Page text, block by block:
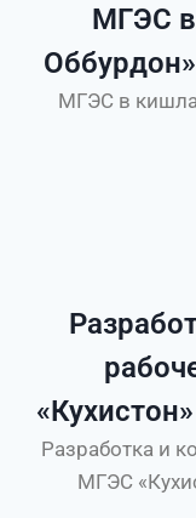
МГЭС
МГЭС в
Разработка и
МГЭС